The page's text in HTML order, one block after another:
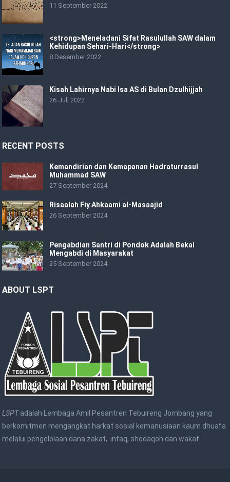
11 September 2022
<strong>Meneladani Sifat Rasulullah SAW dalam
Kehidupan Sehari-Hari</strong>
8 Desember 2022
Kisah Lahirnya Nabi Isa AS di Bulan Dzulhijjah
26 Juli 2022
RECENT POSTS
Kemandirian dan Kemapanan Hadraturrasul
Muhammad SAW
27 September 2024
Risaalah Fiy Ahkaami al-Masaajid
26 September 2024
Pengabdian Santri di Pondok Adalah Bekal
Mengabdi di Masyarakat
25 September 2024
ABOUT LSPT
LSPTadalah Lembaga Amil Pesantren Tebuireng Jombang yang
berkomitmen mengangkat harkat sosial kemanusiaan kaum dhuafa
melalui pengelolaan dana zakat, infaq, shodaqoh dan wakaf.